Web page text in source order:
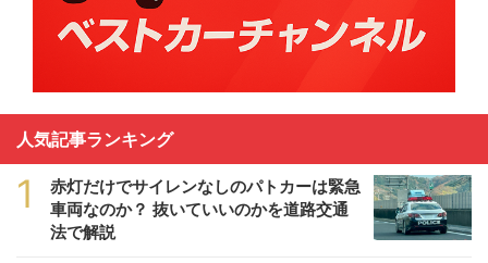
人気記事ランキング
1
赤灯だけでサイレンなしのパトカーは緊急
車両なのか？ 抜いていいのかを道路交通
法で解説